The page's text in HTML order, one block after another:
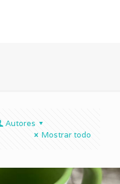
Autores
Mostrar todo